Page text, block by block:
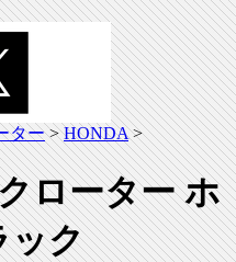
ター>HONDA>
ローター ホ
ック